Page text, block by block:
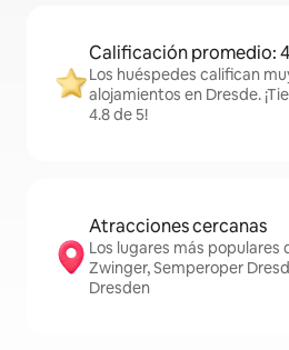
Calificación promedio:
Los huéspedes califican
alojamientos en Dresde.
4.8 de 5!
Atracciones cercanas
Los lugares más populares
Zwinger, Semperoper
Dresden